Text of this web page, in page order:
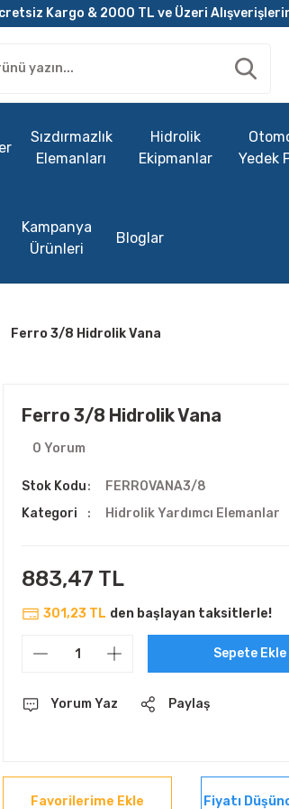
Kargo & 2000 TL ve Üzeri
Sızdırmazlık
Elemanları
Hidrolik
Ekipmanlar
Yedek
Kampanya
Ürünleri
Bloglar
Ferro 3/8 Hidrolik Vana
Ferro 3/8 Hidrolik Vana
0 Yorum
Stok Kodu
FERROVANA3/8
Kategori
Hidrolik Yardımcı Elemanlar
883,47 TL
301,23 TL den başlayan taksitlerle!
Sepete Ekle
Yorum Yaz Paylaş
Fiyatı